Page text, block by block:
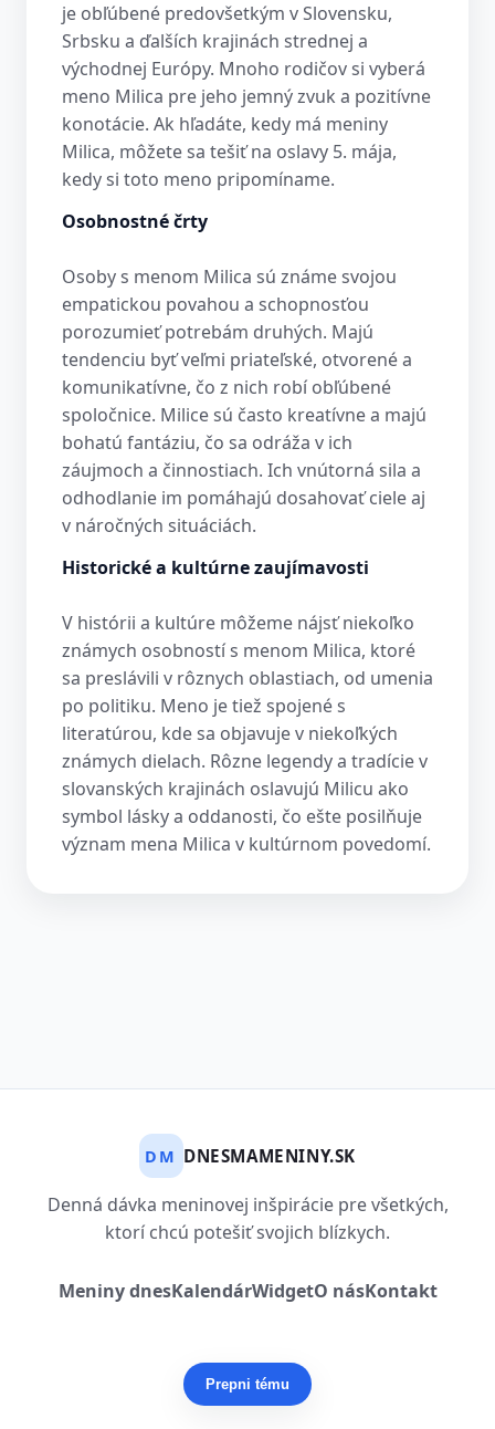
je obľúbené predovšetkým v Slovensku,
Srbsku a ďalších krajinách strednej a
východnej Európy. Mnoho rodičov si vyberá
meno Milica pre jeho jemný zvuk a pozitívne
konotácie. Ak hľadáte, kedy má meniny
Milica, môžete sa tešiť na oslavy 5. mája,
kedy si toto meno pripomíname.
Osobnostné črty
Osoby s menom Milica sú známe svojou
empatickou povahou a schopnosťou
porozumieť potrebám druhých. Majú
tendenciu byť veľmi priateľské, otvorené a
komunikatívne, čo z nich robí obľúbené
spoločnice. Milice sú často kreatívne a majú
bohatú fantáziu, čo sa odráža v ich
záujmoch a činnostiach. Ich vnútorná sila a
odhodlanie im pomáhajú dosahovať ciele aj
v náročných situáciách.
Historické a kultúrne zaujímavosti
V histórii a kultúre môžeme nájsť niekoľko
známych osobností s menom Milica, ktoré
sa preslávili v rôznych oblastiach, od umenia
po politiku. Meno je tiež spojené s
literatúrou, kde sa objavuje v niekoľkých
známych dielach. Rôzne legendy a tradície v
slovanských krajinách oslavujú Milicu ako
symbol lásky a oddanosti, čo ešte posilňuje
význam mena Milica v kultúrnom povedomí.
DM DNESMAMENINY.SK
Denná dávka meninovej inšpirácie pre všetkých,
ktorí chcú potešiť svojich blízkych.
Meniny dnesKalendárWidgetO násKontakt
Prepni tému